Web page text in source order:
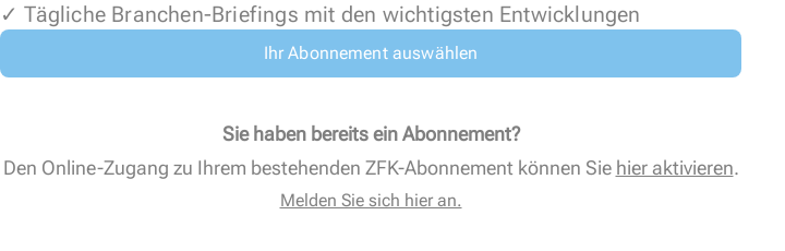
✓ Tägliche Branchen-Briefings mit den wichtigsten Entwicklungen
Ihr Abonnement auswählen
Sie haben bereits ein Abonnement?
Den Online-Zugang zu Ihrem bestehenden ZFK-Abonnement können Sie hier aktivieren.
Melden Sie sich hier an.